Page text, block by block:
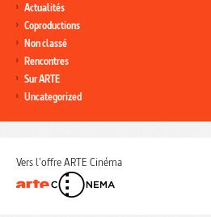
Actualités
Coproductions
Non classé
Rencontres
Sur ARTE
Uncategorized
Vers l'offre ARTE Cinéma